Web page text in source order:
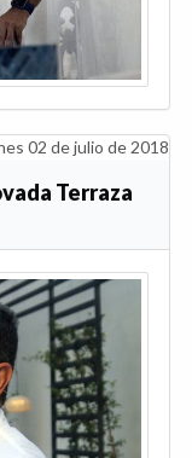
02 de julio de 2018
Terraza